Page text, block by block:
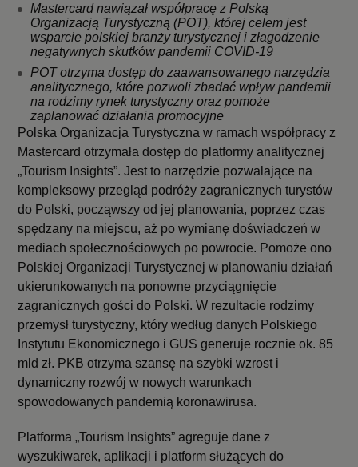
Mastercard nawiązał współpracę z Polską
Organizacją Turystyczną (POT), której celem jest
wsparcie polskiej branży turystycznej i złagodzenie
negatywnych skutków pandemii COVID-19
POT otrzyma dostęp do zaawansowanego narzędzia
analitycznego, które pozwoli zbadać wpływ pandemii
na rodzimy rynek turystyczny oraz pomoże
zaplanować działania promocyjne
Polska Organizacja Turystyczna w ramach współpracy z
Mastercard otrzymała dostęp do platformy analitycznej
„Tourism Insights”. Jest to narzędzie pozwalające na
kompleksowy przegląd podróży zagranicznych turystów
do Polski, począwszy od jej planowania, poprzez czas
spędzany na miejscu, aż po wymianę doświadczeń w
mediach społecznościowych po powrocie. Pomoże ono
Polskiej Organizacji Turystycznej w planowaniu działań
ukierunkowanych na ponowne przyciągnięcie
zagranicznych gości do Polski. W rezultacie rodzimy
przemysł turystyczny, który według danych Polskiego
Instytutu Ekonomicznego i GUS generuje rocznie ok. 85
mld zł. PKB otrzyma szansę na szybki wzrost i
dynamiczny rozwój w nowych warunkach
spowodowanych pandemią koronawirusa.
Platforma „Tourism Insights” agreguje dane z
wyszukiwarek, aplikacji i platform służących do